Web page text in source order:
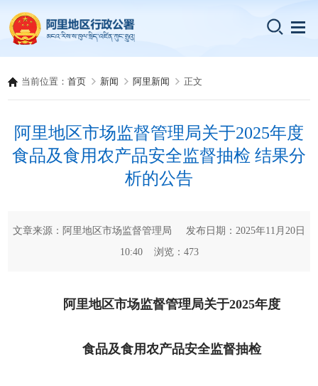
当前位置：首页 新闻 阿里新闻 正文
阿里地区市场监督管理局关于2025年度
食品及食用农产品安全监督抽检 结果分
析的公告
文章来源：阿里地区市场监督管理局 发布日期：2025年11月20日
10:40 浏览： 473
阿里地区市场监督管理局关于2025年度
食品及食用农产品安全监督抽检